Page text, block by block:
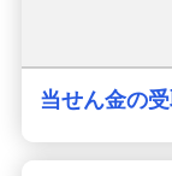
当せん金の